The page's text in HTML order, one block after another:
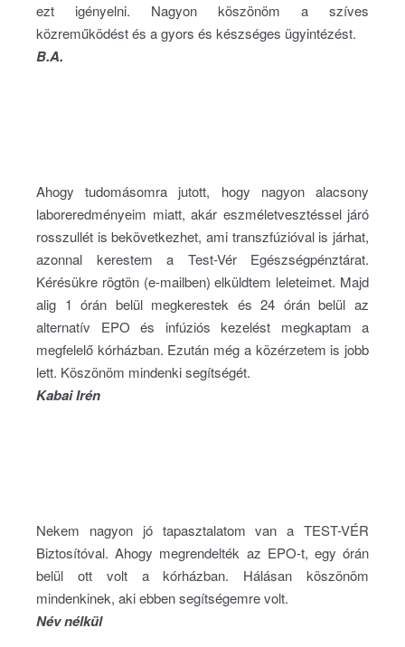
ezt igényelni. Nagyon köszönöm a szíves
közreműködést és a gyors és készséges ügyintézést.
B.A.
Ahogy tudomásomra jutott, hogy nagyon alacsony
laboreredményeim miatt, akár eszméletvesztéssel járó
rosszullét is bekövetkezhet, ami transzfúzióval is járhat,
azonnal kerestem a Test-Vér Egészségpénztárat.
Kérésükre rögtön (e-mailben) elküldtem leleteimet. Majd
alig 1 órán belül megkerestek és 24 órán belül az
alternatív EPO és infúziós kezelést megkaptam a
megfelelő kórházban. Ezután még a közérzetem is jobb
lett. Köszönöm mindenki segítségét.
Kabai Irén
Nekem nagyon jó tapasztalatom van a TEST-VÉR
Biztosítóval. Ahogy megrendelték az EPO-t, egy órán
belül ott volt a kórházban. Hálásan köszönöm
mindenkinek, aki ebben segítségemre volt.
Név nélkül